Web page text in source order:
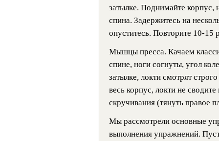
затылке. Поднимайте корпус,
спина. Задержитесь на
опуститесь. Повторите 10-15
Мышцы пресса. Качаем
спине, ноги согнуты, угол
затылке, локти смотрят
весь корпус, локти не
скручивания (тянуть правое
Мы рассмотрели основные
выполнения упражнений.